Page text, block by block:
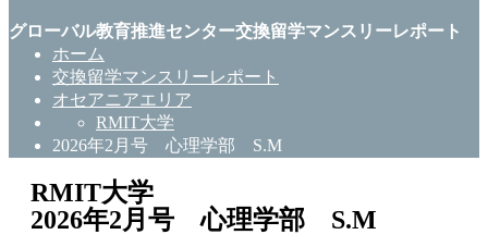
グローバル教育推進センター交換留学マンスリーレポート
ホーム
交換留学マンスリーレポート
オセアニアエリア
RMIT大学
2026年2月号 心理学部 S.M
RMIT大学
2026年2月号 心理学部 S.M